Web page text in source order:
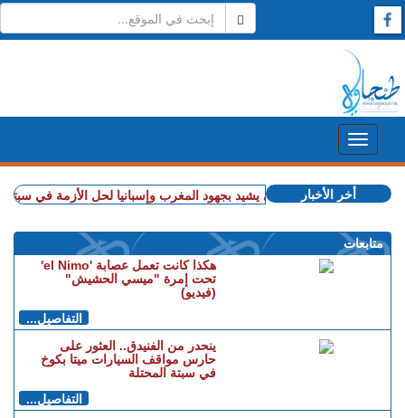
+ الاتحاد الأوروبي يشيد بجهود المغرب وإسبانيا لحل الأزمة في سبتة + أخر الأخبار
متابعات
هكذا كانت تعمل عصابة 'el Nimo'
تحت إمرة "ميسي الحشيش"
(فيديو)
التفاصيل...
ينحدر من الفنيدق.. العثور على
حارس مواقف السيارات ميتا بكوخ
في سبتة المحتلة
التفاصيل...